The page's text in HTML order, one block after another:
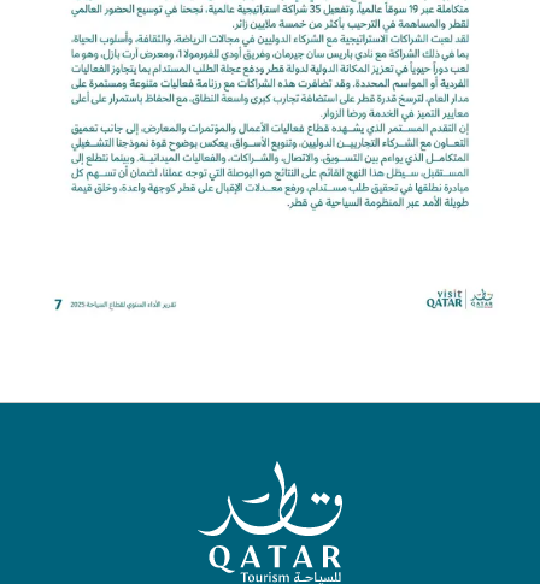
الصفحة الرئيسية لقطر للسياحة